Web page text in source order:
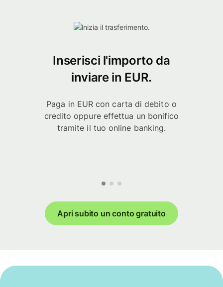
Inserisci l'importo da
inviare in EUR.
Paga in EUR con carta di debito o
credito oppure effettua un bonifico
tramite il tuo online banking.
Apri subito un conto gratuito